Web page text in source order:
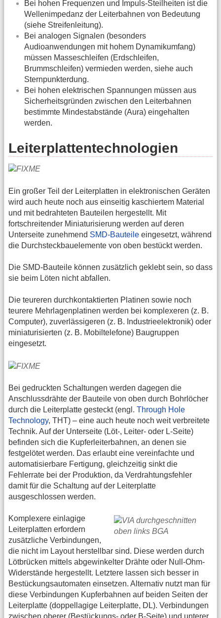
Bei hohen Frequenzen und Impuls-Steilheiten ist die
Wellenimpedanz der Leiterbahnen von Bedeutung
(siehe Streifenleitung).
Bei analogen Signalen (besonders
Audioanwendungen mit hohem Dynamikumfang)
müssen Masseschleifen (Erdschleifen,
Brummschleifen) vermieden werden, siehe auch
Sternpunkterdung.
Bei hohen elektrischen Spannungen müssen aus
Sicherheitsgründen zwischen den Leiterbahnen
bestimmte Mindestabstände (Aura) eingehalten
werden.
Leiterplattentechnologien
Ein großer Teil der Leiterplatten in elektronischen Geräten
wird auch heute noch aus einseitig kaschiertem Material
und mit bedrahteten Bauteilen hergestellt. Mit
fortschreitender Miniaturisierung werden auf deren
Unterseite zunehmend SMD-Bauteile eingesetzt, während
die Durchsteckbauelemente von oben bestückt werden.
Die SMD-Bauteile können zusätzlich geklebt sein, so dass
sie beim Löten nicht abfallen.
Die teureren durchkontaktierten Platinen sowie noch
teurere Mehrlagenplatinen werden bei komplexeren (z. B.
Computer), zuverlässigeren (z. B. Industrieelektronik) oder
miniaturisierten (z. B. Mobiltelefone) Baugruppen
eingesetzt.
Bei gedruckten Schaltungen werden dagegen die
Anschlussdrähte der Bauteile von oben durch Bohrlöcher
durch die Leiterplatte gesteckt (engl. Through Hole
Technology, THT) – eine auch heute noch weit verbreitete
Technik. Auf der Unterseite (Löt-, Leiter- oder L-Seite)
befinden sich die Kupferleiterbahnen, an denen sie
festgelötet werden. Das erlaubt eine vereinfachte und
automatisierbare Fertigung, gleichzeitig sinkt die
Fehlerrate bei der Produktion, da Verdrahtungsfehler
damit für die Schaltung auf der Leiterplatte
ausgeschlossen werden.
Komplexere einlagige
Leiterplatten erfordern
zusätzliche Verbindungen,
die nicht im Layout herstellbar sind. Diese werden durch
Lötbrücken mittels abgewinkelter Drähte oder Null-Ohm-
Widerstände hergestellt. Letztere lassen sich besser in
Bestückungsautomaten einsetzen. Alternativ nutzt man für
diese Verbindungen Kupferbahnen auf beiden Seiten der
Leiterplatte (doppellagige Leiterplatte, DL). Verbindungen